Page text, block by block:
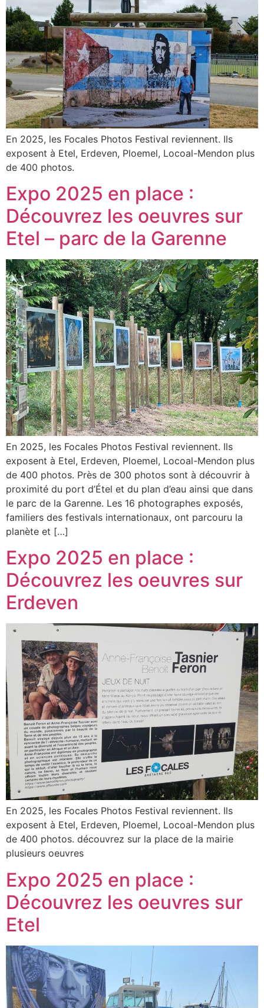
En 2025, les Focales Photos Festival reviennent. Ils
exposent à Etel, Erdeven, Ploemel, Locoal-Mendon plus
de 400 photos.
Expo 2025 en place :
Découvrez les oeuvres sur
Etel – parc de la Garenne
En 2025, les Focales Photos Festival reviennent. Ils
exposent à Etel, Erdeven, Ploemel, Locoal-Mendon plus
de 400 photos. Près de 300 photos sont à découvrir à
proximité du port d’Étel et du plan d’eau ainsi que dans
le parc de la Garenne. Les 16 photographes exposés,
familiers des festivals internationaux, ont parcouru la
planète et […]
Expo 2025 en place :
Découvrez les oeuvres sur
Erdeven
En 2025, les Focales Photos Festival reviennent. Ils
exposent à Etel, Erdeven, Ploemel, Locoal-Mendon plus
de 400 photos. découvrez sur la place de la mairie
plusieurs oeuvres
Expo 2025 en place :
Découvrez les oeuvres sur
Etel